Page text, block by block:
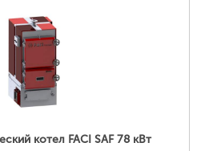
ПОДРОБНЕЕ...
котел FACI SAF 78 кВт